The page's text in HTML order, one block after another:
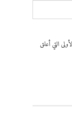
التي أعلق